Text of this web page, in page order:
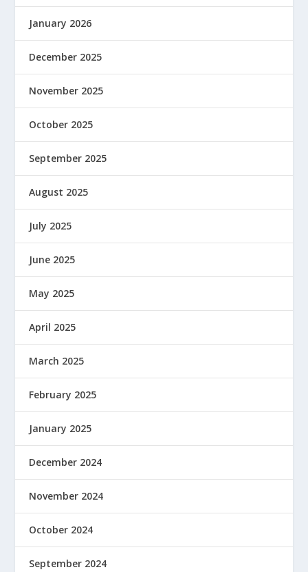
January 2026
December 2025
November 2025
October 2025
September 2025
August 2025
July 2025
June 2025
May 2025
April 2025
March 2025
February 2025
January 2025
December 2024
November 2024
October 2024
September 2024